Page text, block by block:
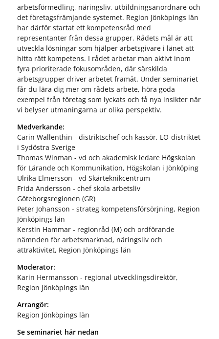
arbetsförmedling, näringsliv, utbildningsanordnare och
det företagsfrämjande systemet. Region Jönköpings län
har därför startat ett kompetensråd med
representanter från dessa grupper. Rådets mål är att
utveckla lösningar som hjälper arbetsgivare i länet att
hitta rätt kompetens. I rådet arbetar man aktivt inom
fyra prioriterade fokusområden, där särskilda
arbetsgrupper driver arbetet framåt. Under seminariet
får du lära dig mer om rådets arbete, höra goda
exempel från företag som lyckats och få nya insikter när
vi belyser utmaningarna ur olika perspektiv.
Medverkande:
Carin Wallenthin - distriktschef och kassör, LO-distriktet
i Sydöstra Sverige
Thomas Winman - vd och akademisk ledare Högskolan
för Lärande och Kommunikation, Högskolan i Jönköping
Ulrika Elmersson - vd Skärteknikcentrum
Frida Andersson - chef skola arbetsliv
Göteborgsregionen (GR)
Peter Johansson - strateg kompetensförsörjning, Region
Jönköpings län
Kerstin Hammar - regionråd (M) och ordförande
nämnden för arbetsmarknad, näringsliv och
attraktivitet, Region Jönköpings län
Moderator:
Karin Hermansson - regional utvecklingsdirektör,
Region Jönköpings län
Arrangör:
Region Jönköpings län
Se seminariet här nedan